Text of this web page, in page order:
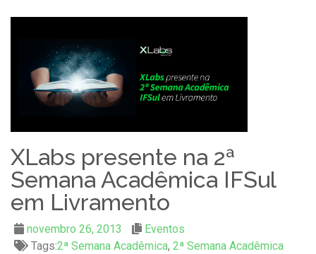
XLabs presente na 2ª
Semana Acadêmica IFSul
em Livramento
novembro 26, 2013
Eventos
Tags:2ª Semana Acadêmica, 2ª Semana Acadêmica